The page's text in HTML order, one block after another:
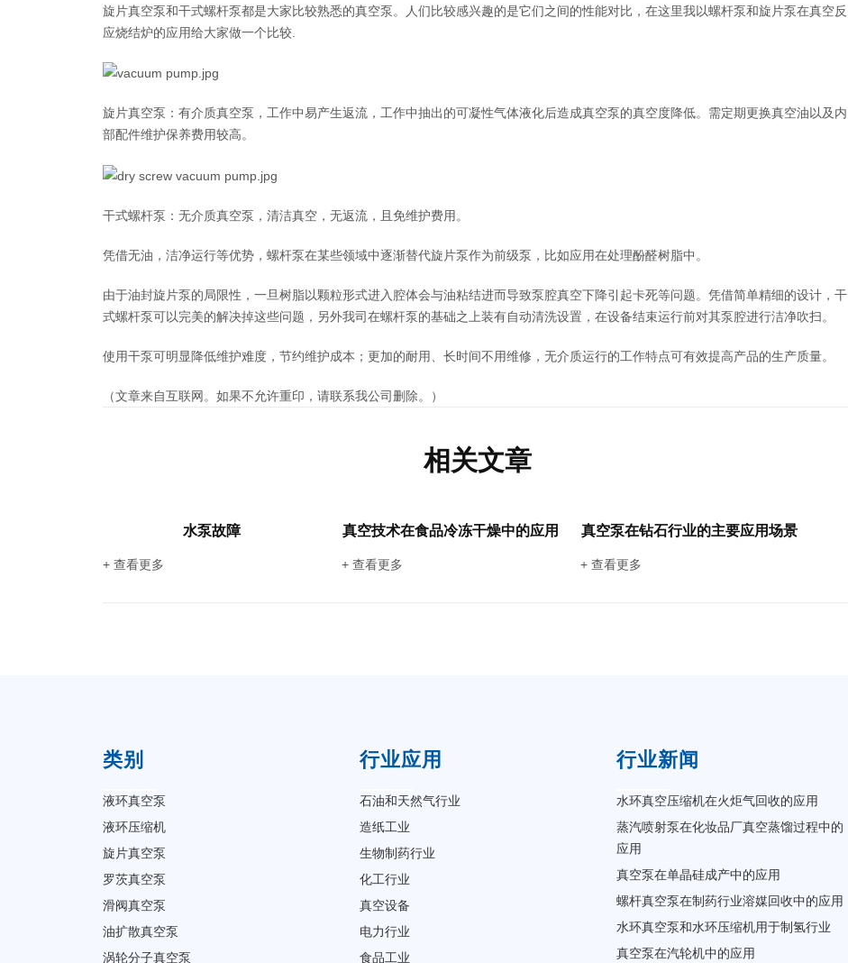
旋片真空泵和干式螺杆泵都是大家比较熟悉的真空泵。人们比较感兴趣的是它们之间的性能对比，在这里我以螺杆泵和旋片泵在真空反
应烧结炉的应用给大家做一个比较.
旋片真空泵：有介质真空泵，工作中易产生返流，工作中抽出的可凝性气体液化后造成真空泵的真空度降低。需定期更换真空油以及内
部配件维护保养费用较高。
干式螺杆泵：无介质真空泵，清洁真空，无返流，且免维护费用。
凭借无油，洁净运行等优势，螺杆泵在某些领域中逐渐替代旋片泵作为前级泵，比如应用在处理酚醛树脂中。
由于油封旋片泵的局限性，一旦树脂以颗粒形式进入腔体会与油粘结进而导致泵腔真空下降引起卡死等问题。凭借简单精细的设计，干
式螺杆泵可以完美的解决掉这些问题，另外我司在螺杆泵的基础之上装有自动清洗设置，在设备结束运行前对其泵腔进行洁净吹扫。
使用干泵可明显降低维护难度，节约维护成本；更加的耐用、长时间不用维修，无介质运行的工作特点可有效提高产品的生产质量。
（文章来自互联网。如果不允许重印，请联系我公司删除。）
相关文章
水泵故障
+ 查看更多
真空技术在食品冷冻干燥中的应用
+ 查看更多
真空泵在钻石行业的主要应用场景
+ 查看更多
类别
液环真空泵
液环压缩机
旋片真空泵
罗茨真空泵
滑阀真空泵
油扩散真空泵
涡轮分子真空泵
行业应用
石油和天然气行业
造纸工业
生物制药行业
化工行业
真空设备
电力行业
食品工业
行业新闻
水环真空压缩机在火炬气回收的应用
蒸汽喷射泵在化妆品厂真空蒸馏过程中的
应用
真空泵在单晶硅成产中的应用
螺杆真空泵在制药行业溶媒回收中的应用
水环真空泵和水环压缩机用于制氢行业
真空泵在汽轮机中的应用